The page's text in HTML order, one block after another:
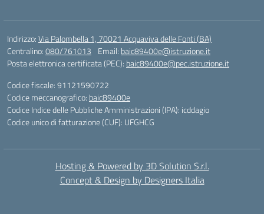
Indirizzo:Via Palombella 1, 70021 Acquaviva delle Fonti (BA)
Centralino:080/761013 Email: baic89400e@istruzione.it
Posta elettronica certificata (PEC): baic89400e@pec.istruzione.it
Codice fiscale: 91121590722
Codice meccanografico: baic89400e
Codice Indice delle Pubbliche Amministrazioni (IPA): icddagio
Codice unico di fatturazione (CUF): UFGHCG
Hosting & Powered by 3D Solution S.r.l.
Concept & Design by Designers Italia